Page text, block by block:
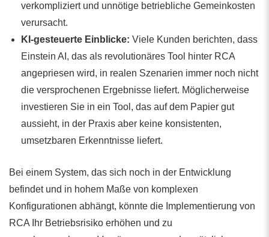
verkompliziert und unnötige betriebliche Gemeinkosten
verursacht.
KI-gesteuerte Einblicke: Viele Kunden berichten, dass
Einstein AI, das als revolutionäres Tool hinter RCA
angepriesen wird, in realen Szenarien immer noch nicht
die versprochenen Ergebnisse liefert. Möglicherweise
investieren Sie in ein Tool, das auf dem Papier gut
aussieht, in der Praxis aber keine konsistenten,
umsetzbaren Erkenntnisse liefert.
Bei einem System, das sich noch in der Entwicklung
befindet und in hohem Maße von komplexen
Konfigurationen abhängt, könnte die Implementierung von
RCA Ihr Betriebsrisiko erhöhen und zu